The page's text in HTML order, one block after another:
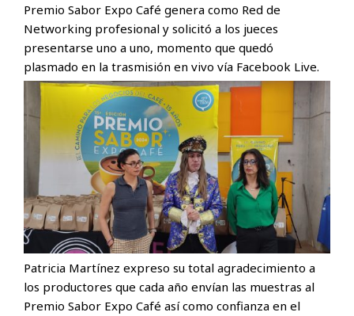
Premio Sabor Expo Café genera como Red de
Networking profesional y solicitó a los jueces
presentarse uno a uno, momento que quedó
plasmado en la trasmisión en vivo vía Facebook Live.
Patricia Martínez expreso su total agradecimiento a
los productores que cada año envían las muestras al
Premio Sabor Expo Café así como confianza en el